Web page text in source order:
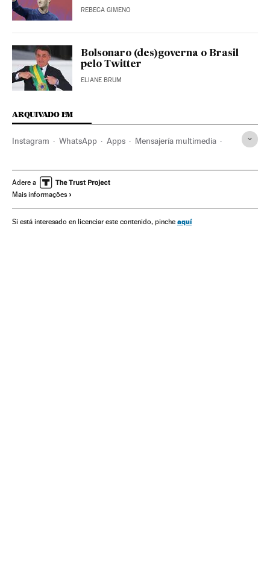
REBECA GIMENO
Bolsonaro (des)governa o Brasil
pelo Twitter
ELIANE BRUM
ARQUIVADO EM
Instagram WhatsApp Apps Mensajería multimedia
Telefonia celular multimídia
Celular Internet
Telefonia Telecomunicações Economia Tecnologia
Adere a
Mais informações
Si está interesado en licenciar este contenido, pinche aquí